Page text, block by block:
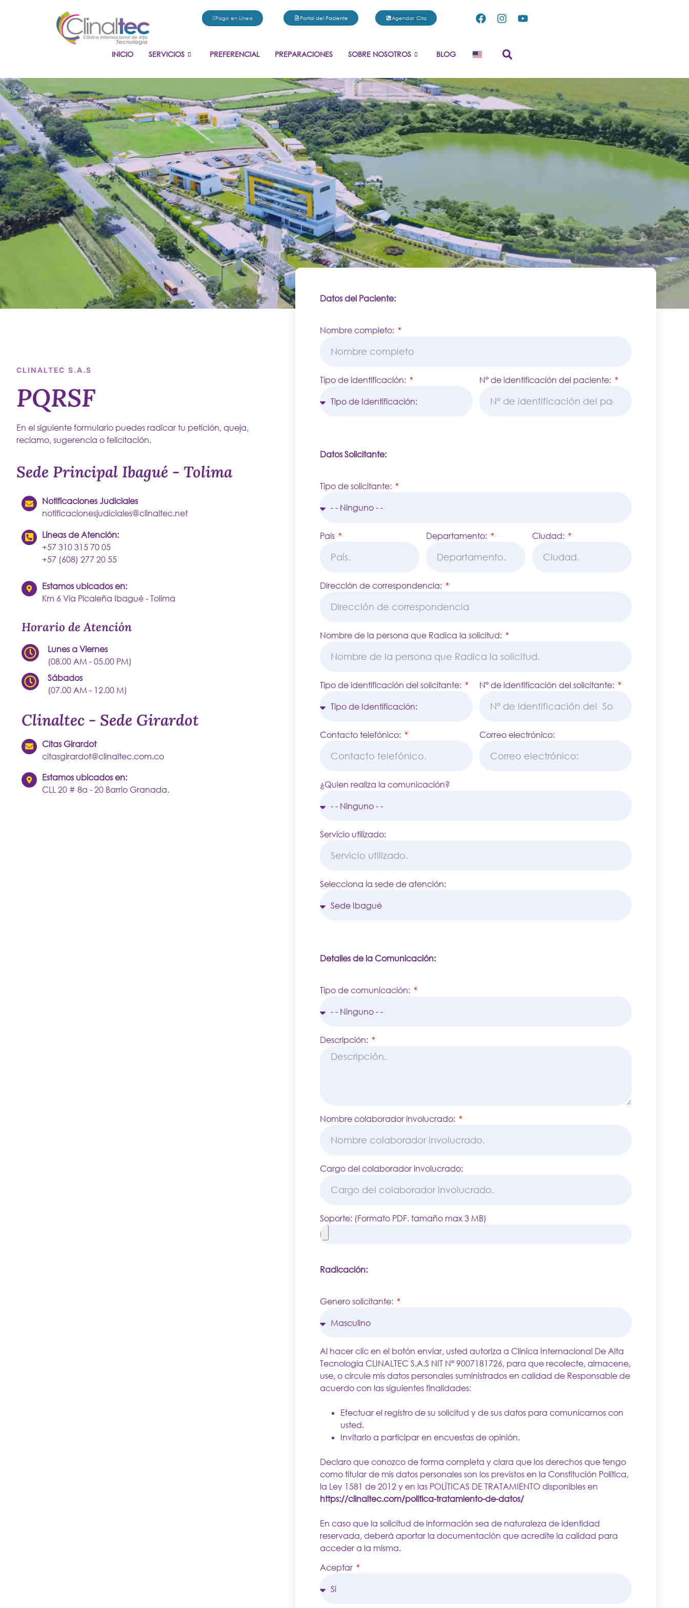
Pago en Línea Portal del Paciente Agendar Cita
INICIO SERVICIOS PREFERENCIAL PREPARACIONES SOBRE NOSOTROS BLOG
CLINALTEC S.A.S
PQRSF
En el siguiente formulario puedes radicar tu petición, queja,
reclamo, sugerencia o felicitación.
Sede Principal Ibagué - Tolima
Notificaciones Judiciales
notificacionesjudiciales@clinaltec.net
Líneas de Atención:
+57 310 315 70 05
+57 (608) 277 20 55
Estamos ubicados en:
Km 6 Vía Picaleña Ibagué - Tolima
Horario de Atención
Lunes a Viernes
(08.00 AM - 05.00 PM)
Sábados
(07.00 AM - 12.00 M)
Clinaltec - Sede Girardot
Citas Girardot
citasgirardot@clinaltec.com.co
Estamos ubicados en:
CLL 20 # 8a - 20 Barrio Granada.
Datos del Paciente:
Nombre completo:
Tipo de identificación: N° de identificación del paciente:
Datos Solicitante:
Tipo de solicitante:
País Departamento: Ciudad:
Dirección de correspondencia:
Nombre de la persona que Radica la solicitud:
Tipo de identificación del solicitante: N° de identificación del solicitante:
Contacto telefónico: Correo electrónico:
¿Quien realiza la comunicación?
Servicio utilizado:
Selecciona la sede de atención:
Detalles de la Comunicación:
Tipo de comunicación:
Descripción:
Nombre colaborador involucrado:
Cargo del colaborador involucrado:
Soporte: (Formato PDF. tamaño max 3 MB)
Radicación:
Genero solicitante:
Al hacer clic en el botón enviar, usted autoriza a Clínica Internacional De Alta
Tecnología CLINALTEC S.A.S NIT N° 9007181726, para que recolecte, almacene,
use, o circule mis datos personales suministrados en calidad de Responsable de
acuerdo con las siguientes finalidades:
Efectuar el registro de su solicitud y de sus datos para comunicarnos con
usted.
Invitarlo a participar en encuestas de opinión.
Declaro que conozco de forma completa y clara que los derechos que tengo
como titular de mis datos personales son los previstos en la Constitución Política,
la Ley 1581 de 2012 y en las POLÍTICAS DE TRATAMIENTO disponibles en
https://clinaltec.com/politica-tratamiento-de-datos/
En caso que la solicitud de información sea de naturaleza de identidad
reservada, deberá aportar la documentación que acredite la calidad para
acceder a la misma.
Aceptar